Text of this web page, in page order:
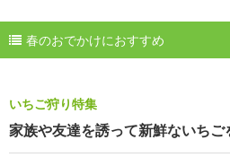
春のおでかけにおすすめ
いちご狩り特集
家族や友達を誘って新鮮ないちご